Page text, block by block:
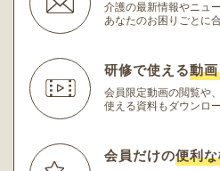
介護の最新情報やニュ
あなたのお困りごとに
研修で使える動
会員限定動画の閲覧や
使える資料もダウンロ
会員だけの便利